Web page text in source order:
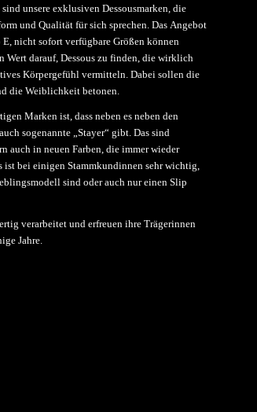
unsere exklusiven Dessousmarken, die
und Qualität für sich sprechen. Das Angebot
nicht sofort verfügbare Größen können
Wert darauf, Dessous zu finden, die wirklich
Körpergefühl vermitteln. Dabei sollen die
die Weiblichkeit betonen.
Marken ist, dass neben es neben den
sogenannte „Stayer“ gibt. Das sind
auch in neuen Farben, die immer wieder
ist bei einigen Stammkundinnen sehr wichtig,
sind oder auch nur einen Slip
verarbeitet und erfreuen ihre Trägerinnen
Jahre.